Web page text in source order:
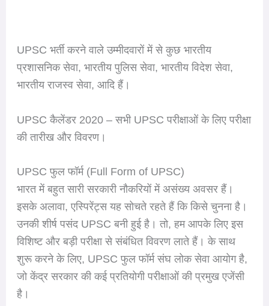
UPSC भर्ती करने वाले उम्मीदवारों में से कुछ भारतीय
प्रशासनिक सेवा, भारतीय पुलिस सेवा, भारतीय विदेश सेवा,
भारतीय राजस्व सेवा, आदि हैं।
UPSC कैलेंडर 2020 – सभी UPSC परीक्षाओं के लिए परीक्षा
की तारीख और विवरण।
UPSC फुल फॉर्म (Full Form of UPSC)
भारत में बहुत सारी सरकारी नौकरियों में असंख्य अवसर हैं।
इसके अलावा, एस्पिरेंट्स यह सोचते रहते हैं कि किसे चुनना है।
उनकी शीर्ष पसंद UPSC बनी हुई है। तो, हम आपके लिए इस
विशिष्ट और बड़ी परीक्षा से संबंधित विवरण लाते हैं। के साथ
शुरू करने के लिए, UPSC फुल फॉर्म संघ लोक सेवा आयोग है,
जो केंद्र सरकार की कई प्रतियोगी परीक्षाओं की प्रमुख एजेंसी
है।